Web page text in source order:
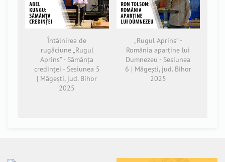
Întâlnirea de
rugăciune „Rugul
Aprins” - Sămânța
credinței - Sesiunea 5
| Măgești, jud. Bihor
2025
„Rugul Aprins” -
România aparține lui
Dumnezeu - Sesiunea
6 | Măgești, jud. Bihor
2025